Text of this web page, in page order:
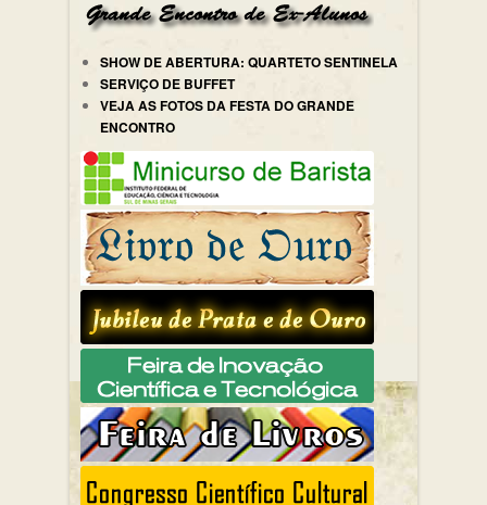
SHOW DE ABERTURA: QUARTETO SENTINELA
SERVIÇO DE BUFFET
VEJA AS FOTOS DA FESTA DO GRANDE
ENCONTRO